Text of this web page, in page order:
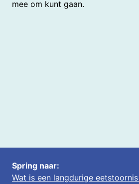
mee om kunt gaan.
Spring naar:
Wat is een langdurige eetstoornis